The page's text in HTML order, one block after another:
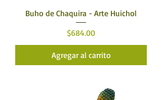
Buho de Chaquira - Arte Huichol
Precio
$684.00
Agregar al carrito